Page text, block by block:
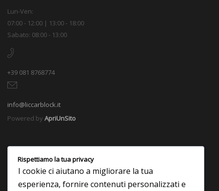
Lun-Ven:
07:00 - 12:00 | 13:00 - 18:00
Sabato: 08:00 - 13:00
+39 081 8768774
info@liccarblock.it
Powered by ApriUnSito
Rispettiamo la tua privacy
I cookie ci aiutano a migliorare la tua
esperienza, fornire contenuti personalizzati e